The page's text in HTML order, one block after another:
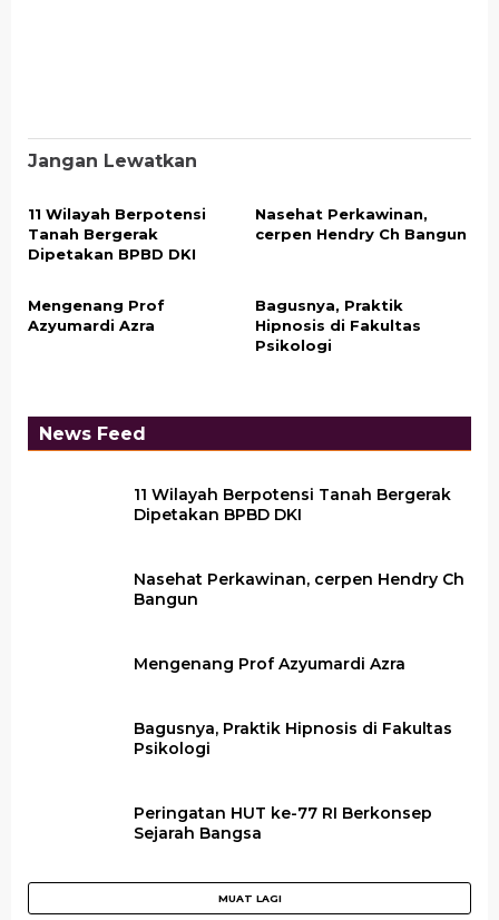
Jangan Lewatkan
11 Wilayah Berpotensi
Tanah Bergerak
Dipetakan BPBD DKI
Nasehat Perkawinan,
cerpen Hendry Ch Bangun
Mengenang Prof
Azyumardi Azra
Bagusnya, Praktik
Hipnosis di Fakultas
Psikologi
News Feed
11 Wilayah Berpotensi Tanah Bergerak
Dipetakan BPBD DKI
Nasehat Perkawinan, cerpen Hendry Ch
Bangun
Mengenang Prof Azyumardi Azra
Bagusnya, Praktik Hipnosis di Fakultas
Psikologi
Peringatan HUT ke-77 RI Berkonsep
Sejarah Bangsa